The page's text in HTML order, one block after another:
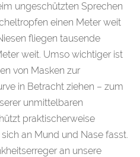
ungeschützten Sprechen
einen Meter weit
fliegen tausende
weit. Umso wichtiger ist
von Masken zur
in Betracht ziehen – zum
unmittelbaren
praktischerweise
an Mund und Nase fasst.
an unsere